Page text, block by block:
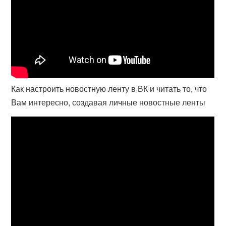
Как настроить новостную ленту в ВК и читать то, что
Вам интересно, создавая личные новостные ленты